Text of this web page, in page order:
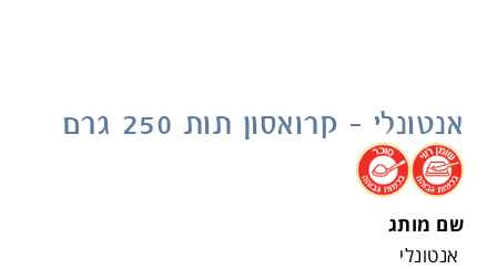
אנטונלי – קרואסון תות 250 גרם
.
.
שם מותג
אנטונלי